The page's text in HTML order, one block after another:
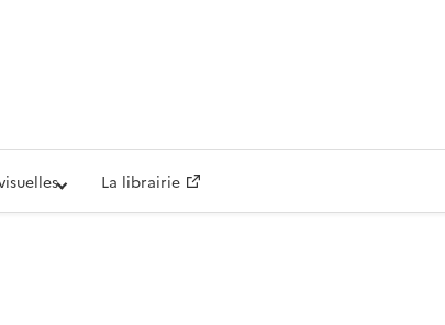
La librairie